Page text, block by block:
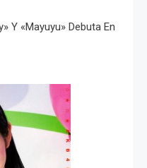
Y «Mayuyu» Debuta En